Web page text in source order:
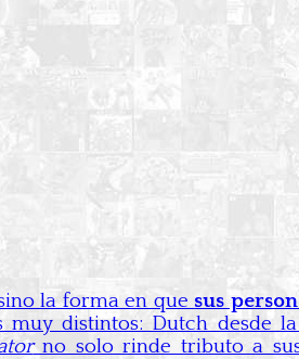
la forma en que sus
distintos: Dutch desde
no solo rinde tributo a